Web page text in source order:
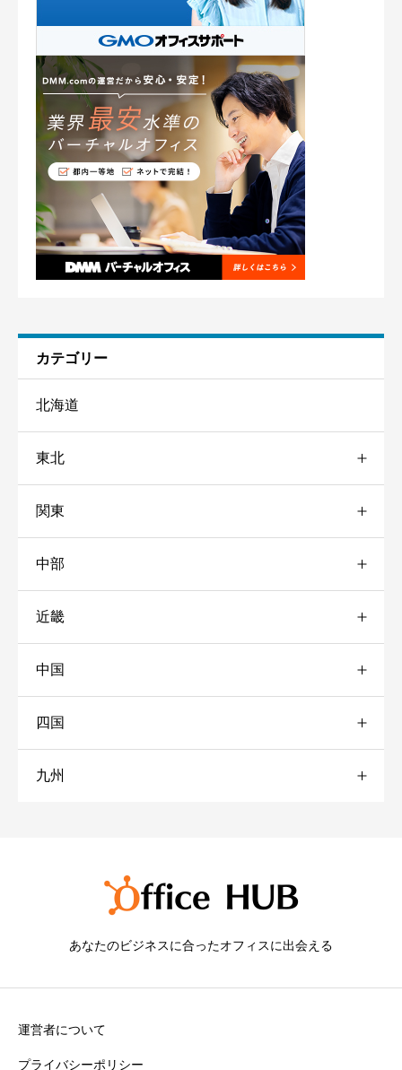
クチコミ投稿の注意点
個人や企業に対するハラスメント、誹謗中傷にあたるような表
茨城
カテゴリー
北海道
東北
青森
岩手
秋田
宮城
山形
福島
関東
群馬
東京
新宿
世田谷
品川
秋葉原
赤坂
中部
愛知
静岡
石川
岐阜
近畿
三重
大阪
兵庫
中国
岡山
広島
四国
愛媛
九州
あなたのビジネスに合ったオフィスに出会える
運営者について
プライバシーポリシー